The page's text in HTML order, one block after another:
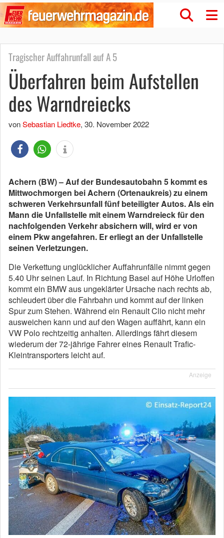
Tragischer Auffahrunfall auf A 5
Überfahren beim Aufstellen
des Warndreiecks
vonSebastian Liedtke, 30. November 2022
Achern (BW) – Auf der Bundesautobahn 5 kommt es
Mittwochmorgen bei Achern (Ortenaukreis) zu einem
schweren Verkehrsunfall fünf beteiligter Autos. Als ein
Mann die Unfallstelle mit einem Warndreieck für den
nachfolgenden Verkehr absichern will, wird er von
einem Pkw angefahren. Er erliegt an der Unfallstelle
seinen Verletzungen.
Die Verkettung unglücklicher Auffahrunfälle nimmt gegen
5.40 Uhr seinen Lauf. In Richtung Basel auf Höhe Urloffen
kommt ein BMW aus ungeklärter Ursache nach rechts ab,
schleudert über die Fahrbahn und kommt auf der linken
Spur zum Stehen. Während ein Renault Clio nicht mehr
ausweichen kann und auf den Wagen auffährt, kann ein
VW Polo rechtzeitig anhalten. Allerdings fährt diesem
wiederum der 72-jährige Fahrer eines Renault Trafic-
Kleintransporters leicht auf.
Anzeige